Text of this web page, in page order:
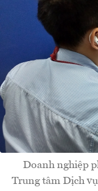
Doanh nghiệp
Trung tâm Dịch